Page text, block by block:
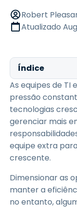
Robert
Atualizado
Índice
As equipes de TI
pressão
tecnologias
gerenciar mais
equipe extra
crescente.
Dimensionar as
manter a
no entanto,